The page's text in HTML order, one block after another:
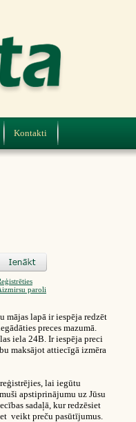
Kontakti
paroli
mājas lapā ir iespēja redzēt
preces mazumā.
iela 24B. Ir iespēja preci
maksājot attiecīgā izmēra
lai iegūtu
apstiprinājumu uz Jūsu
sadaļā, kur redzēsiet
veikt preču pasūtījumus.